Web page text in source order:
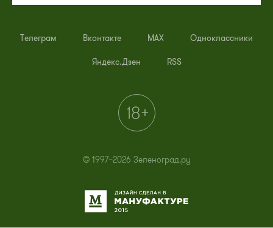
Телеграм Вконтакте MAX Одноклассники
Яндекс.Дзен RSS
© 1997–2026 Зеленоград.ру